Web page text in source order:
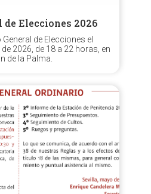
de Elecciones 2026
de Elecciones el
2026, de 18 a 22 horas, en
de la Palma.